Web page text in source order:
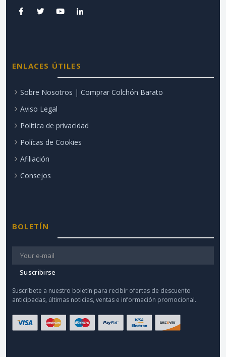
ENLACES ÚTILES
Sobre Nosotros | Comprar Colchón Barato
Aviso Legal
Política de privacidad
Polícas de Cookies
Afiliación
Consejos
BOLETÍN
Suscribirse
Suscríbete a nuestro boletín para recibir ofertas de descuento
anticipadas, últimas noticias, ventas e información promocional.